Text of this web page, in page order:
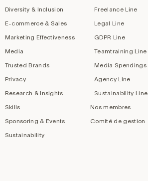
Diversity & Inclusion
E-commerce & Sales
Marketing Effectiveness
Media
Trusted Brands
Privacy
Research & Insights
Skills
Sponsoring & Events
Sustainability
Freelance Line
Legal Line
GDPR Line
Teamtraining Line
Media Spendings
Agency Line
Sustainability Line
Nos membres
Comité de gestion